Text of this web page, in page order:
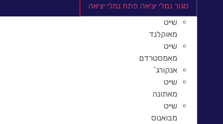
סגור נמלי יציאה פתח נמלי יציאה
שייט
מאוקלנד
שייט
מאמסטרדם
אנקורג’
שייט
מאתונה
שייט
מבואנוס